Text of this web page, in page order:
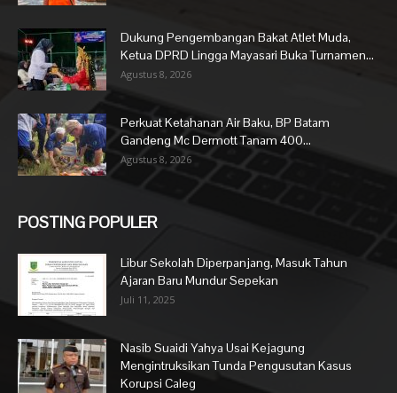
Dukung Pengembangan Bakat Atlet Muda,
Ketua DPRD Lingga Mayasari Buka Turnamen...
Agustus 8, 2026
Perkuat Ketahanan Air Baku, BP Batam
Gandeng Mc Dermott Tanam 400...
Agustus 8, 2026
POSTING POPULER
Libur Sekolah Diperpanjang, Masuk Tahun
Ajaran Baru Mundur Sepekan
Juli 11, 2025
Nasib Suaidi Yahya Usai Kejagung
Mengintruksikan Tunda Pengusutan Kasus
Korupsi Caleg